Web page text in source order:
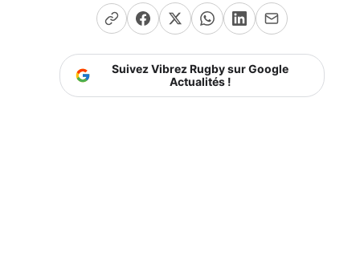
Suivez Vibrez Rugby sur Google
Actualités !